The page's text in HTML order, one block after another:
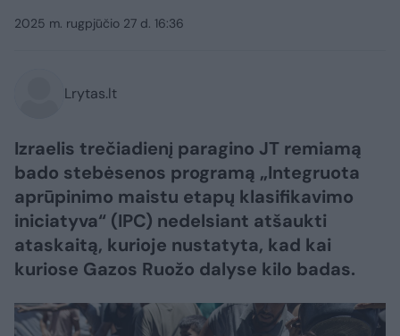
2025 m. rugpjūčio 27 d. 16:36
Lrytas.lt
Izraelis trečiadienį paragino JT remiamą
bado stebėsenos programą „Integruota
aprūpinimo maistu etapų klasifikavimo
iniciatyva“ (IPC) nedelsiant atšaukti
ataskaitą, kurioje nustatyta, kad kai
kuriose Gazos Ruožo dalyse kilo badas.